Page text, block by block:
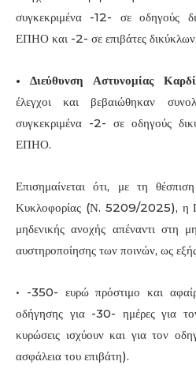
συγκεκριμένα -12- σε οδηγούς
ΕΠΗΟ και -2- σε επιβάτες δικύκλων,
• Διεύθυνση Αστυνομίας
έλεγχοι και βεβαιώθηκαν
συγκεκριμένα -2- σε οδηγούς
ΕΠΗΟ.
Επισημαίνεται ότι, με τη
Κυκλοφορίας (Ν. 5209/2025), η
μηδενικής ανοχής απέναντι στη
αυστηροποίησης των ποινών, ως
• -350- ευρώ πρόστιμο και
οδήγησης για -30- ημέρες για
κυρώσεις ισχύουν και για τον
ασφάλεια του επιβάτη).